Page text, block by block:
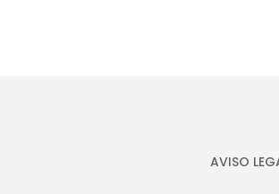
AVISO